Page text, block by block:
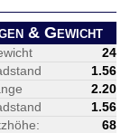
& Gewicht
248
1.562
2.206
1.562
680